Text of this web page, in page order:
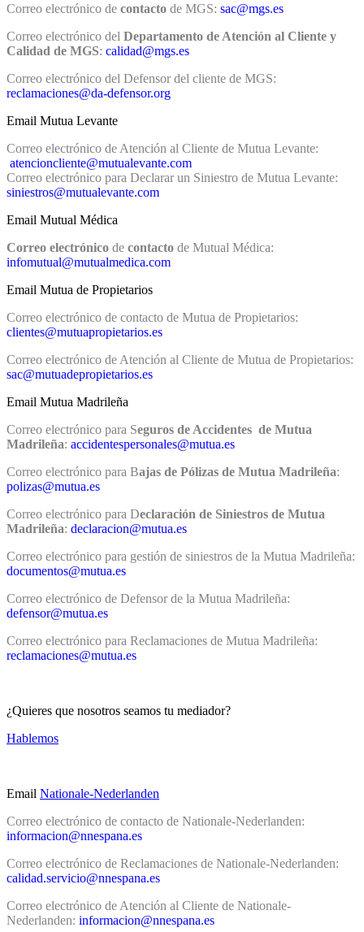
Correo electrónico de contacto de MGS: sac@mgs.es
Correo electrónico del Departamento de Atención al Cliente y
Calidad de MGS: calidad@mgs.es
Correo electrónico del Defensor del cliente de MGS:
reclamaciones@da-defensor.org
Email Mutua Levante
Correo electrónico de Atención al Cliente de Mutua Levante:
atencioncliente@mutualevante.com
Correo electrónico para Declarar un Siniestro de Mutua Levante:
siniestros@mutualevante.com
Email Mutual Médica
Correo electrónico de contacto de Mutual Médica:
infomutual@mutualmedica.com
Email Mutua de Propietarios
Correo electrónico de contacto de Mutua de Propietarios:
clientes@mutuapropietarios.es
Correo electrónico de Atención al Cliente de Mutua de Propietarios:
sac@mutuadepropietarios.es
Email Mutua Madrileña
Correo electrónico para Seguros de Accidentes de Mutua
Madrileña: accidentespersonales@mutua.es
Correo electrónico para Bajas de Pólizas de Mutua Madrileña:
polizas@mutua.es
Correo electrónico para Declaración de Siniestros de Mutua
Madrileña: declaracion@mutua.es
Correo electrónico para gestión de siniestros de la Mutua Madrileña:
documentos@mutua.es
Correo electrónico de Defensor de la Mutua Madrileña:
defensor@mutua.es
Correo electrónico para Reclamaciones de Mutua Madrileña:
reclamaciones@mutua.es
¿Quieres que nosotros seamos tu mediador?
Hablemos
Email Nationale-Nederlanden
Correo electrónico de contacto de Nationale-Nederlanden:
informacion@nnespana.es
Correo electrónico de Reclamaciones de Nationale-Nederlanden:
calidad.servicio@nnespana.es
Correo electrónico de Atención al Cliente de Nationale-
Nederlanden: informacion@nnespana.es